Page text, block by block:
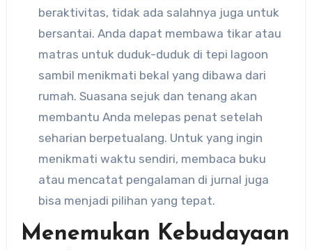
beraktivitas, tidak ada salahnya juga untuk
bersantai. Anda dapat membawa tikar atau
matras untuk duduk-duduk di tepi lagoon
sambil menikmati bekal yang dibawa dari
rumah. Suasana sejuk dan tenang akan
membantu Anda melepas penat setelah
seharian berpetualang. Untuk yang ingin
menikmati waktu sendiri, membaca buku
atau mencatat pengalaman di jurnal juga
bisa menjadi pilihan yang tepat.
Menemukan Kebudayaan